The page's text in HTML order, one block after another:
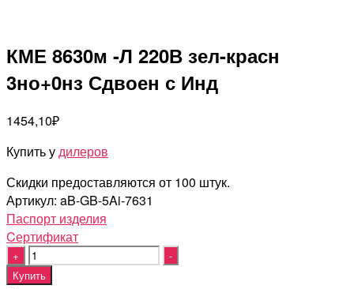
КМЕ 8630м -Л 220В зел-красн
3но+0нз Сдвоен с Инд
1454,10₽
Купить удилеров
Скидки предоставляются от 100 штук.
Артикул: aB-GB-5Ai-7631
Паспорт изделия
Cертификат
Quantity
Купить